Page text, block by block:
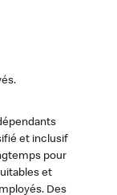
et inclusif
pour
et
Des